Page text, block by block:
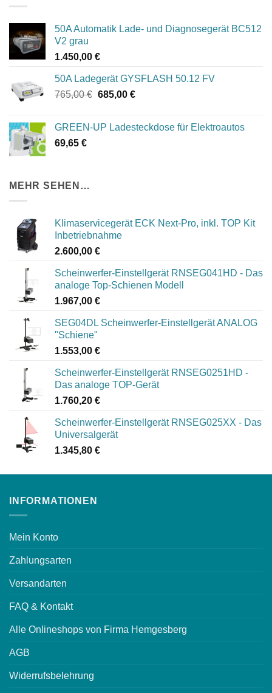
50A Automatik Lade- und Diagnosegerät BC512
V2 grau
1.450,00 €
50A Ladegerät GYSFLASH 50.12 FV
765,00€ Ursprünglicher
765,00 €
685,00 €Aktueller
685,00 €.
GREEN-UP Ladesteckdose für Elektroautos
69,65 €
MEHR SEHEN…
Klimaservicegerät ECK Next-Pro, inkl. TOP Kit
Inbetriebnahme
2.600,00 €
Scheinwerfer-Einstellgerät RNSEG041HD - Das
analoge Top-Schienen Modell
1.967,00 €
SEG04DL Scheinwerfer-Einstellgerät ANALOG
"Schiene"
1.553,00 €
Scheinwerfer-Einstellgerät RNSEG0251HD -
Das analoge TOP-Gerät
1.760,20 €
Scheinwerfer-Einstellgerät RNSEG025XX - Das
Universalgerät
1.345,80 €
INFORMATIONEN
Mein Konto
Zahlungsarten
Versandarten
FAQ & Kontakt
Alle Onlineshops von Firma Hemgesberg
AGB
Widerrufsbelehrung